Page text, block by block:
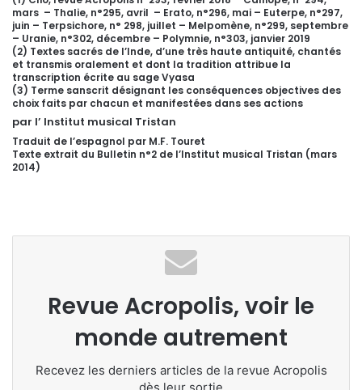
mars – Thalie, n°295, avril – Erato, n°296, mai – Euterpe, n°297,
juin – Terpsichore, n° 298, juillet – Melpomène, n°299, septembre
– Uranie, n°302, décembre – Polymnie, n°303, janvier 2019
(2) Textes sacrés de l’Inde, d’une très haute antiquité, chantés
et transmis oralement et dont la tradition attribue la
transcription écrite au sage Vyasa
(3) Terme sanscrit désignant les conséquences objectives des
choix faits par chacun et manifestées dans ses actions
par l’ Institut musical Tristan
Traduit de l’espagnol par M.F. Touret
Texte extrait du Bulletin n°2 de l’Institut musical Tristan (mars
2014)
Revue Acropolis, voir le
monde autrement
Recevez les derniers articles de la revue Acropolis
dès leur sortie